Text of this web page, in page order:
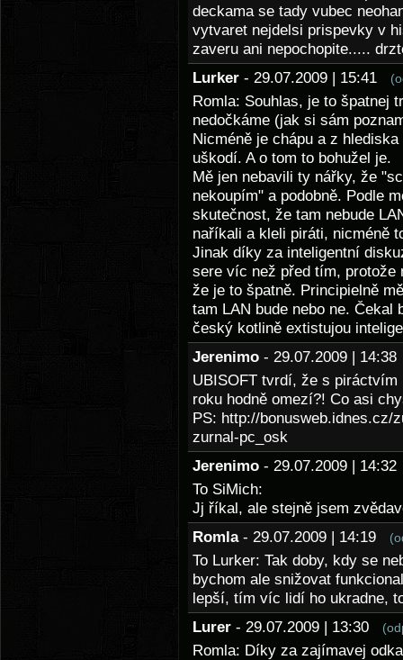
deckama se tady vubec
vytvaret nejdelsi prispevky v
zaveru ani nepochopite.....
Lurker - 29.07.2009 | 15:41
Romla: Souhlas, je to špatnej
nedočkáme (jak si sám
Nicméně je chápu a z
uškodí. A o tom to bohužel je.
Mě jen nebavili ty nářky, že
nekoupím" a podobně. Podle
skutečnost, že tam nebude
naříkali a kleli piráti, nicméně
Jinak díky za inteligentní
sere víc než před tím, protože
že je to špatně. Principielně
tam LAN bude nebo ne.
český kotlině extistujou
Jerenimo - 29.07.2009 |
UBISOFT tvrdí, že s
roku hodně omezí?! Co asi
PS: http://bonusweb.idnes.cz/
zurnal-pc_osk
Jerenimo - 29.07.2009 |
To SiMich:
Jj říkal, ale stejně jsem
Romla - 29.07.2009 | 14:19
To Lurker: Tak doby, kdy se
bychom ale snižovat
lepší, tím víc lidí ho ukradne,
Lurer - 29.07.2009 | 13:30
Romla: Díky za zajímavej